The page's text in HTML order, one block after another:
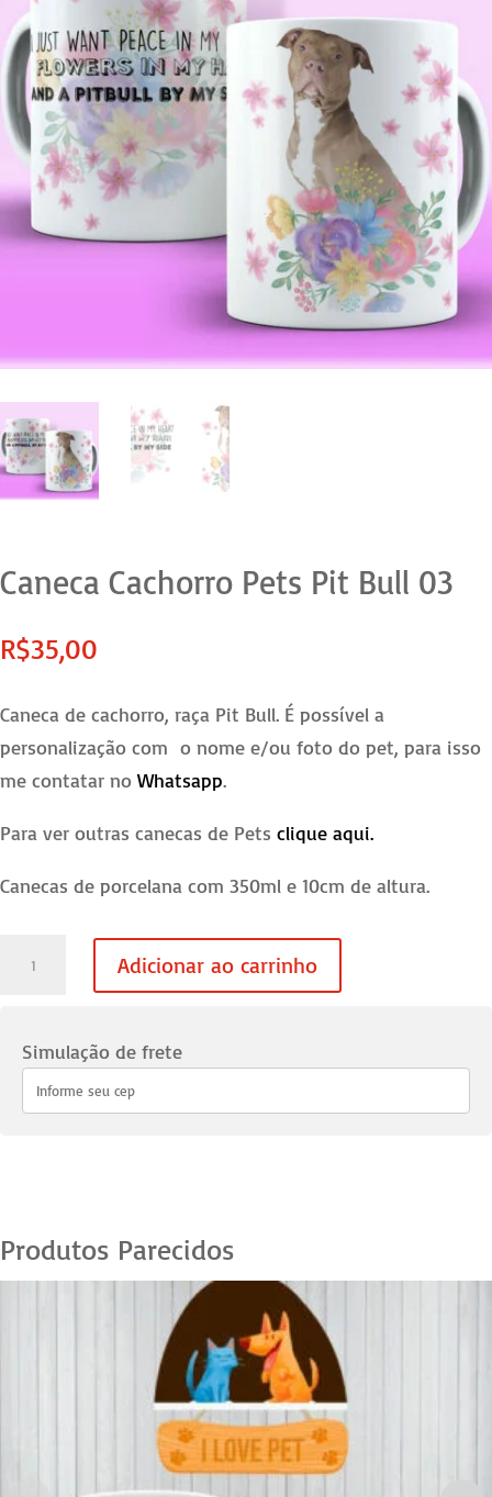
Caneca Cachorro Pets Pit Bull 03
R$35,00
Caneca de cachorro, raça Pit Bull. É possível a
personalização com o nome e/ou foto do pet, para isso
me contatar no Whatsapp.
Para ver outras canecas de Pets clique aqui.
Canecas de porcelana com 350ml e 10cm de altura.
Adicionar ao carrinho
Simulação de frete
Produtos Parecidos